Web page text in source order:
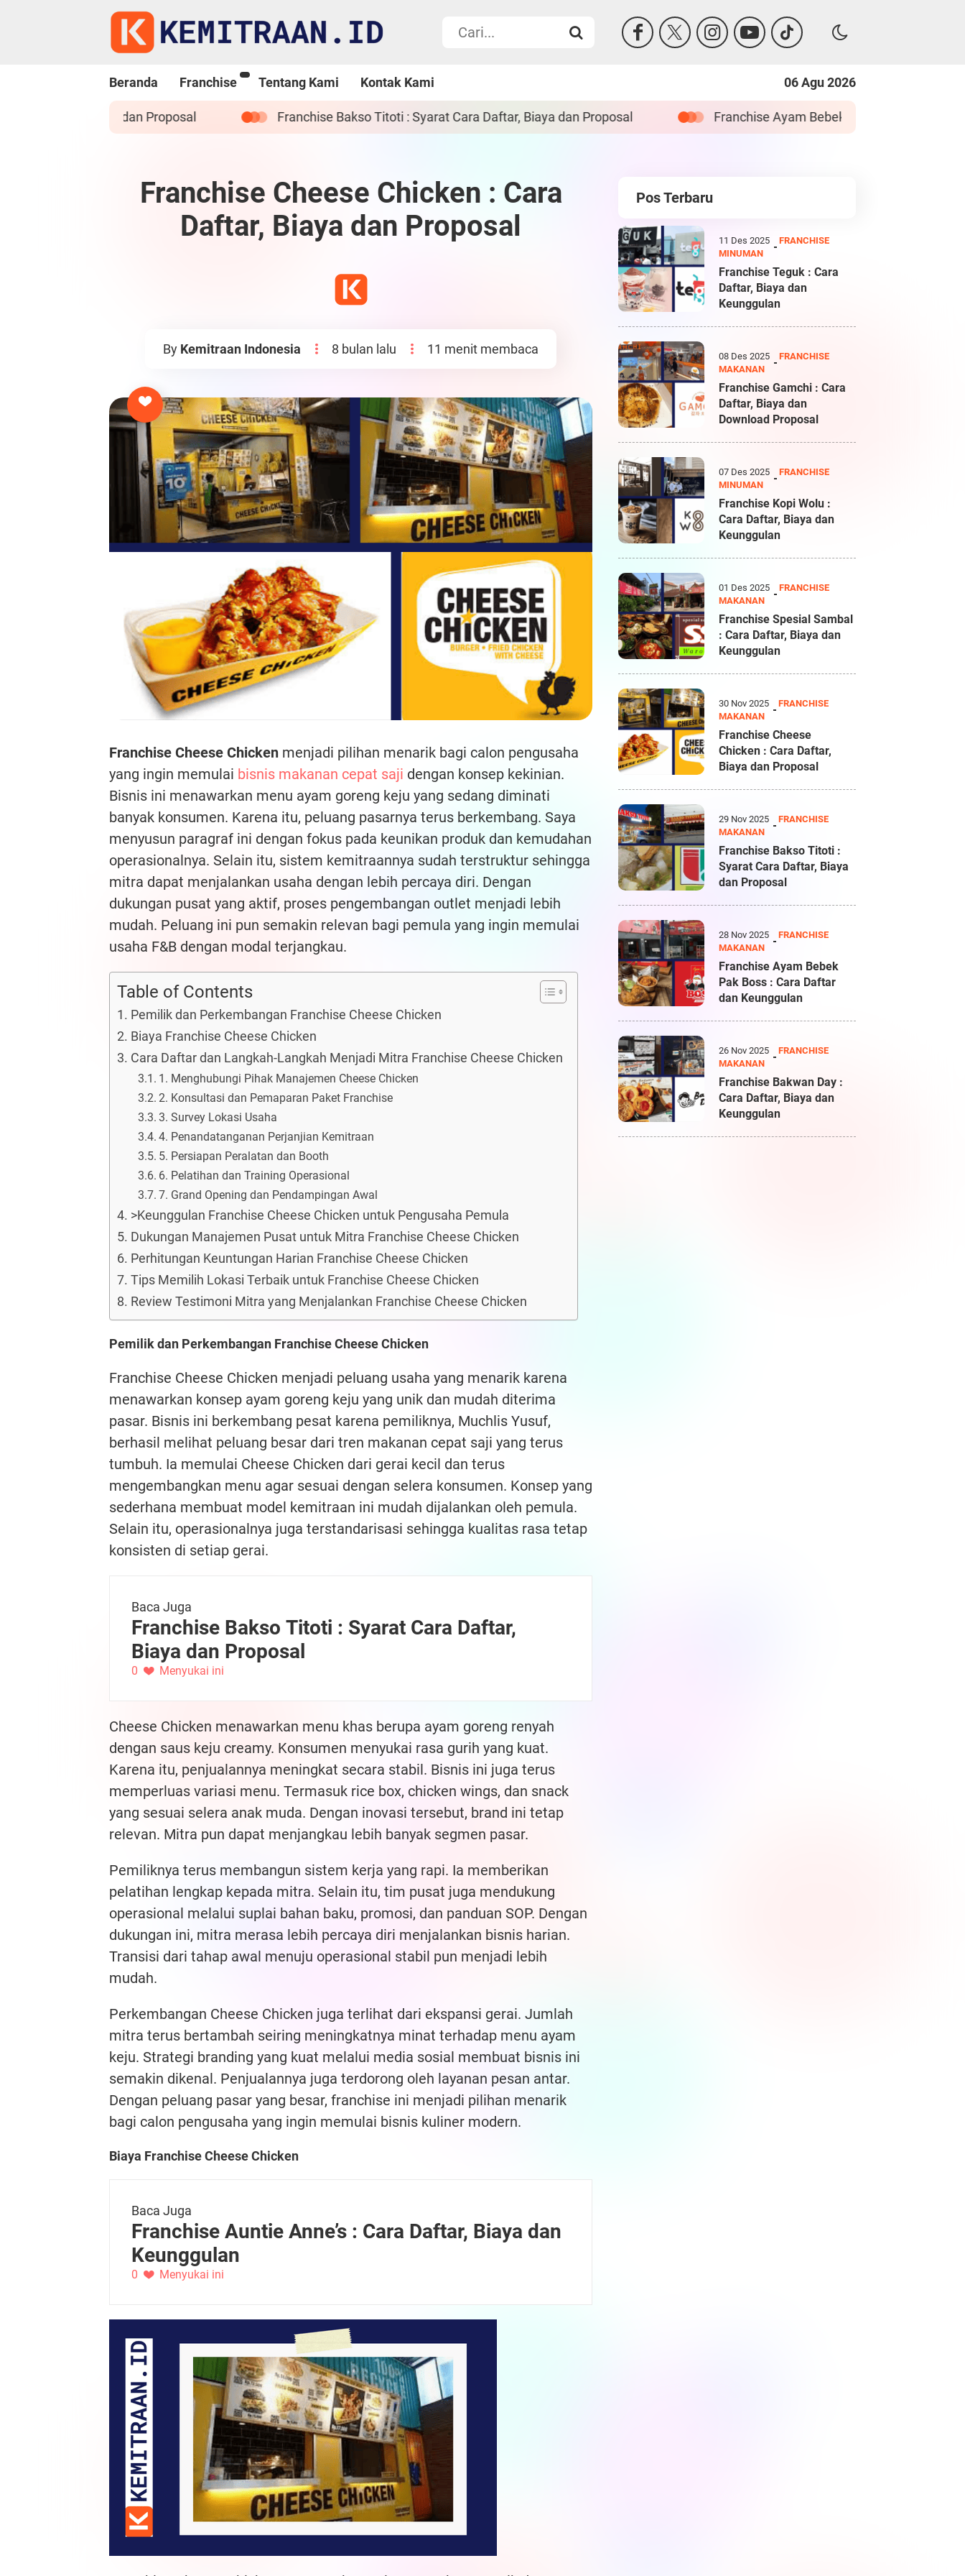
Beranda Franchise Tentang Kami Kontak Kami 06 Agu 2026
Franchise Bakso Titoti : Syarat Cara Daftar, Biaya dan Proposal Franchise Ayam Bebek Pak Boss : Cara Daftar dan Keunggulan
Franchise Cheese Chicken : Cara
Daftar, Biaya dan Proposal
By Kemitraan Indonesia 8 bulan lalu 11 menit membaca
Franchise Cheese Chicken menjadi pilihan menarik bagi calon pengusaha
yang ingin memulai bisnis makanan cepat saji dengan konsep kekinian.
Bisnis ini menawarkan menu ayam goreng keju yang sedang diminati
banyak konsumen. Karena itu, peluang pasarnya terus berkembang. Saya
menyusun paragraf ini dengan fokus pada keunikan produk dan kemudahan
operasionalnya. Selain itu, sistem kemitraannya sudah terstruktur sehingga
mitra dapat menjalankan usaha dengan lebih percaya diri. Dengan
dukungan pusat yang aktif, proses pengembangan outlet menjadi lebih
mudah. Peluang ini pun semakin relevan bagi pemula yang ingin memulai
usaha F&B dengan modal terjangkau.
Table of Contents
Pemilik dan Perkembangan Franchise Cheese Chicken
Biaya Franchise Cheese Chicken
Cara Daftar dan Langkah-Langkah Menjadi Mitra Franchise Cheese Chicken
1. Menghubungi Pihak Manajemen Cheese Chicken
2. Konsultasi dan Pemaparan Paket Franchise
3. Survey Lokasi Usaha
4. Penandatanganan Perjanjian Kemitraan
5. Persiapan Peralatan dan Booth
6. Pelatihan dan Training Operasional
7. Grand Opening dan Pendampingan Awal
>Keunggulan Franchise Cheese Chicken untuk Pengusaha Pemula
Dukungan Manajemen Pusat untuk Mitra Franchise Cheese Chicken
Perhitungan Keuntungan Harian Franchise Cheese Chicken
Tips Memilih Lokasi Terbaik untuk Franchise Cheese Chicken
Review Testimoni Mitra yang Menjalankan Franchise Cheese Chicken
Pemilik dan Perkembangan Franchise Cheese Chicken
Franchise Cheese Chicken menjadi peluang usaha yang menarik karena
menawarkan konsep ayam goreng keju yang unik dan mudah diterima
pasar. Bisnis ini berkembang pesat karena pemiliknya, Muchlis Yusuf,
berhasil melihat peluang besar dari tren makanan cepat saji yang terus
tumbuh. Ia memulai Cheese Chicken dari gerai kecil dan terus
mengembangkan menu agar sesuai dengan selera konsumen. Konsep yang
sederhana membuat model kemitraan ini mudah dijalankan oleh pemula.
Selain itu, operasionalnya juga terstandarisasi sehingga kualitas rasa tetap
konsisten di setiap gerai.
Baca Juga
Franchise Bakso Titoti : Syarat Cara Daftar,
Biaya dan Proposal
0 Menyukai ini
Cheese Chicken menawarkan menu khas berupa ayam goreng renyah
dengan saus keju creamy. Konsumen menyukai rasa gurih yang kuat.
Karena itu, penjualannya meningkat secara stabil. Bisnis ini juga terus
memperluas variasi menu. Termasuk rice box, chicken wings, dan snack
yang sesuai selera anak muda. Dengan inovasi tersebut, brand ini tetap
relevan. Mitra pun dapat menjangkau lebih banyak segmen pasar.
Pemiliknya terus membangun sistem kerja yang rapi. Ia memberikan
pelatihan lengkap kepada mitra. Selain itu, tim pusat juga mendukung
operasional melalui suplai bahan baku, promosi, dan panduan SOP. Dengan
dukungan ini, mitra merasa lebih percaya diri menjalankan bisnis harian.
Transisi dari tahap awal menuju operasional stabil pun menjadi lebih
mudah.
Perkembangan Cheese Chicken juga terlihat dari ekspansi gerai. Jumlah
mitra terus bertambah seiring meningkatnya minat terhadap menu ayam
keju. Strategi branding yang kuat melalui media sosial membuat bisnis ini
semakin dikenal. Penjualannya juga terdorong oleh layanan pesan antar.
Dengan peluang pasar yang besar, franchise ini menjadi pilihan menarik
bagi calon pengusaha yang ingin memulai bisnis kuliner modern.
Biaya Franchise Cheese Chicken
Baca Juga
Franchise Auntie Anne’s : Cara Daftar, Biaya dan
Keunggulan
0 Menyukai ini
Pos Terbaru
11 Des 2025
FRANCHISE
MINUMAN
Franchise Teguk : Cara
Daftar, Biaya dan
Keunggulan
08 Des 2025
FRANCHISE
MAKANAN
Franchise Gamchi : Cara
Daftar, Biaya dan
Download Proposal
07 Des 2025
FRANCHISE
MINUMAN
Franchise Kopi Wolu :
Cara Daftar, Biaya dan
Keunggulan
01 Des 2025
FRANCHISE
MAKANAN
Franchise Spesial Sambal
: Cara Daftar, Biaya dan
Keunggulan
30 Nov 2025
FRANCHISE
MAKANAN
Franchise Cheese
Chicken : Cara Daftar,
Biaya dan Proposal
29 Nov 2025
FRANCHISE
MAKANAN
Franchise Bakso Titoti :
Syarat Cara Daftar, Biaya
dan Proposal
28 Nov 2025
FRANCHISE
MAKANAN
Franchise Ayam Bebek
Pak Boss : Cara Daftar
dan Keunggulan
26 Nov 2025
FRANCHISE
MAKANAN
Franchise Bakwan Day :
Cara Daftar, Biaya dan
Keunggulan